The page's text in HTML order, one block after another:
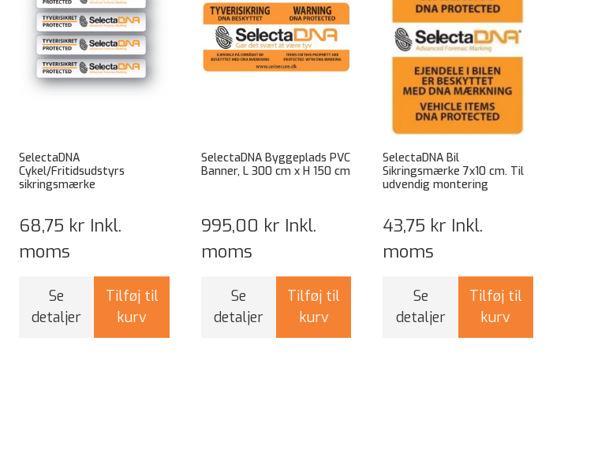
SelectaDNA
Cykel/Fritidsudstyrs
sikringsmærke
68,75 kr Inkl.
moms
Se
detaljer
Tilføj til
kurv
SelectaDNA Byggeplads PVC
Banner, L 300 cm x H 150 cm
995,00 kr Inkl.
moms
Se
detaljer
Tilføj til
kurv
SelectaDNA Bil
Sikringsmærke 7x10 cm. Til
udvendig montering
43,75 kr Inkl.
moms
Se
detaljer
Tilføj til
kurv